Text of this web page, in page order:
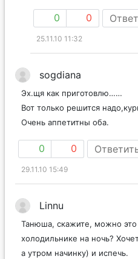
0 0
25.11.10 11:32
sogdiana
Эх.щя как приготовлю……
Вот только решится
Очень аппетитны оба.
0 0
29.11.10 15:49
Linnu
Танюша, скажите, можно это
холодильнике на ночь?
а утром начинку) и испечь.